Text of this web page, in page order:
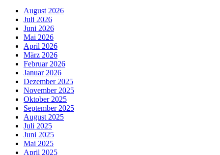
August 2026
Juli 2026
Juni 2026
Mai 2026
April 2026
März 2026
Februar 2026
Januar 2026
Dezember 2025
November 2025
Oktober 2025
September 2025
August 2025
Juli 2025
Juni 2025
Mai 2025
April 2025